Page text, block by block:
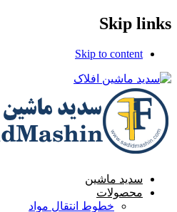
Skip links
Skip to content
سدید ماشین
محصولات
خطوط انتقال مواد